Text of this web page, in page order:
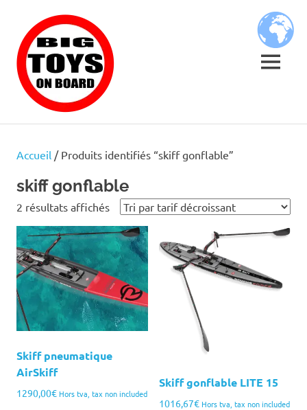
content
BOARD
POUR
ENFANTS
MENU
Accueil / Produits identifiés “skiff gonflable”
skiff gonflable
2 résultats affichés Trié
prix
décroissant
Skiff pneumatique
AirSkiff
1290,00€ Hors tva, tax non included
Skiff gonflable LITE 15
1016,67€ Hors tva, tax non included